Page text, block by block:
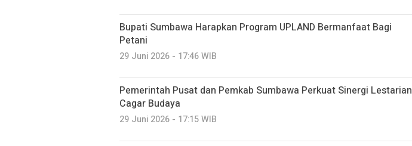
Bupati Sumbawa Harapkan Program UPLAND Bermanfaat Bagi
Petani
29 Juni 2026 - 17:46 WIB
Pemerintah Pusat dan Pemkab Sumbawa Perkuat Sinergi Lestarian
Cagar Budaya
29 Juni 2026 - 17:15 WIB